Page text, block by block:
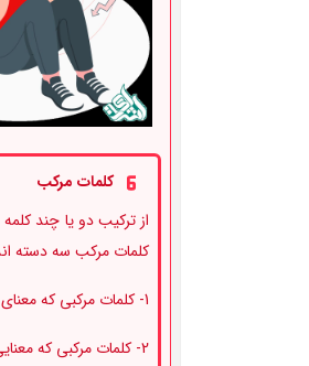
کلمات مرکب
از ترکیب دو یا چند
کلمات مرکب سه دسته
1- کلمات مرکبی که معنای آنها، دقیقا همان چیزی است که اجزای آنها را تشکیل داده است. مانند “Haircut”
2- کلمات مرکبی که معنایی مشابه یکی از اجزای تشکیل دهنده خود را دارند. مانند “Bookworm”